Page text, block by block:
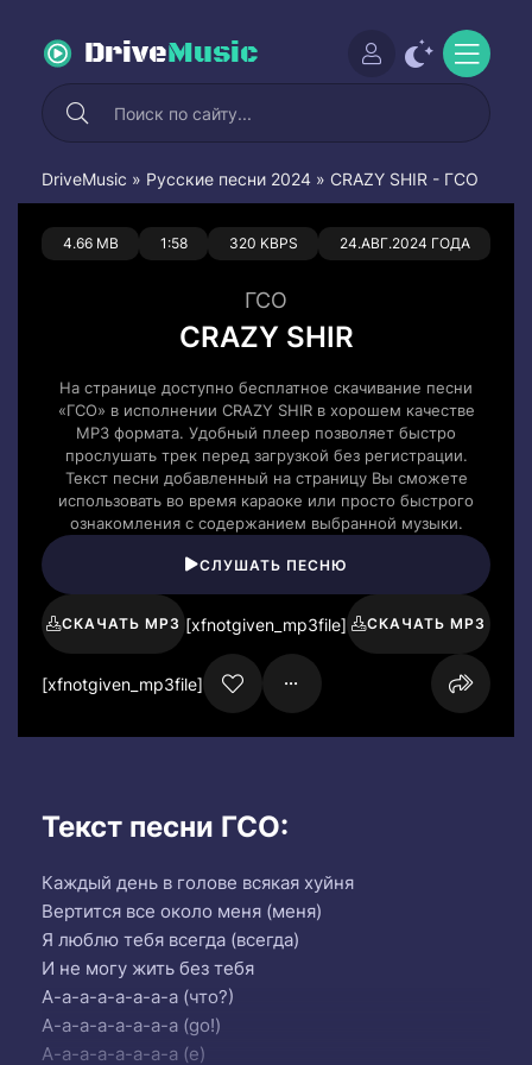
DriveMusic
DriveMusic » Русские песни 2024 » CRAZY SHIR - ГСО
4.66 MB 1:58 320 KBPS 24.АВГ.2024 ГОДА
0 0
ГСО
CRAZY SHIR
На странице доступно бесплатное скачивание песни
«ГСО» в исполнении CRAZY SHIR в хорошем качестве
MP3 формата. Удобный плеер позволяет быстро
прослушать трек перед загрузкой без регистрации.
Текст песни добавленный на страницу Вы сможете
использовать во время караоке или просто быстрого
ознакомления с содержанием выбранной музыки.
СЛУШАТЬ ПЕСНЮ
СКАЧАТЬ MP3 [xfnotgiven_mp3file] СКАЧАТЬ MP3
[xfnotgiven_mp3file]
Текст песни ГСО:
Каждый день в голове всякая хуйня
Вертится все около меня (меня)
Я люблю тебя всегда (всегда)
И не могу жить без тебя
А-а-а-а-а-а-а-а (что?)
А-а-а-а-а-а-а-а (go!)
А-а-а-а-а-а-а-а (е)